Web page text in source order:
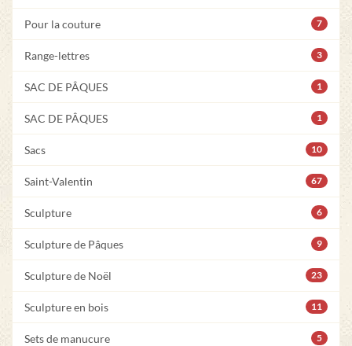
Pour la couture 7
Range-lettres 3
SAC DE PÂQUES 1
SAC DE PÂQUES 1
Sacs 10
Saint-Valentin 67
Sculpture 6
Sculpture de Pâques 9
Sculpture de Noël 23
Sculpture en bois 11
Sets de manucure 5